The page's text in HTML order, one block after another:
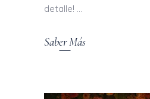
detalle!
Saber Más